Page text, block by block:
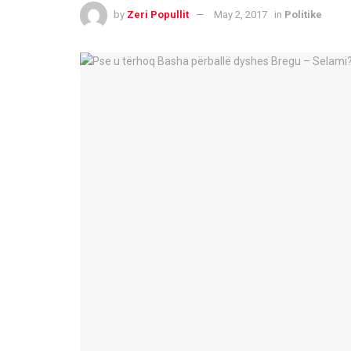
by Zeri Popullit May 2, 2017 in Politike